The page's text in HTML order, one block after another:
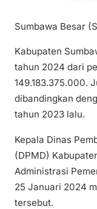
Sumbawa Besar
Kabupaten
tahun 2024 dari
149.183.375.000.
dibandingkan
tahun 2023 lalu.
Kepala Dinas
(DPMD)
Administrasi
25 Januari 2024
tersebut.